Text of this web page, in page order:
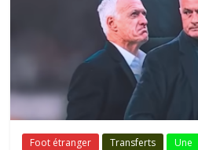
Foot étranger Transferts Une